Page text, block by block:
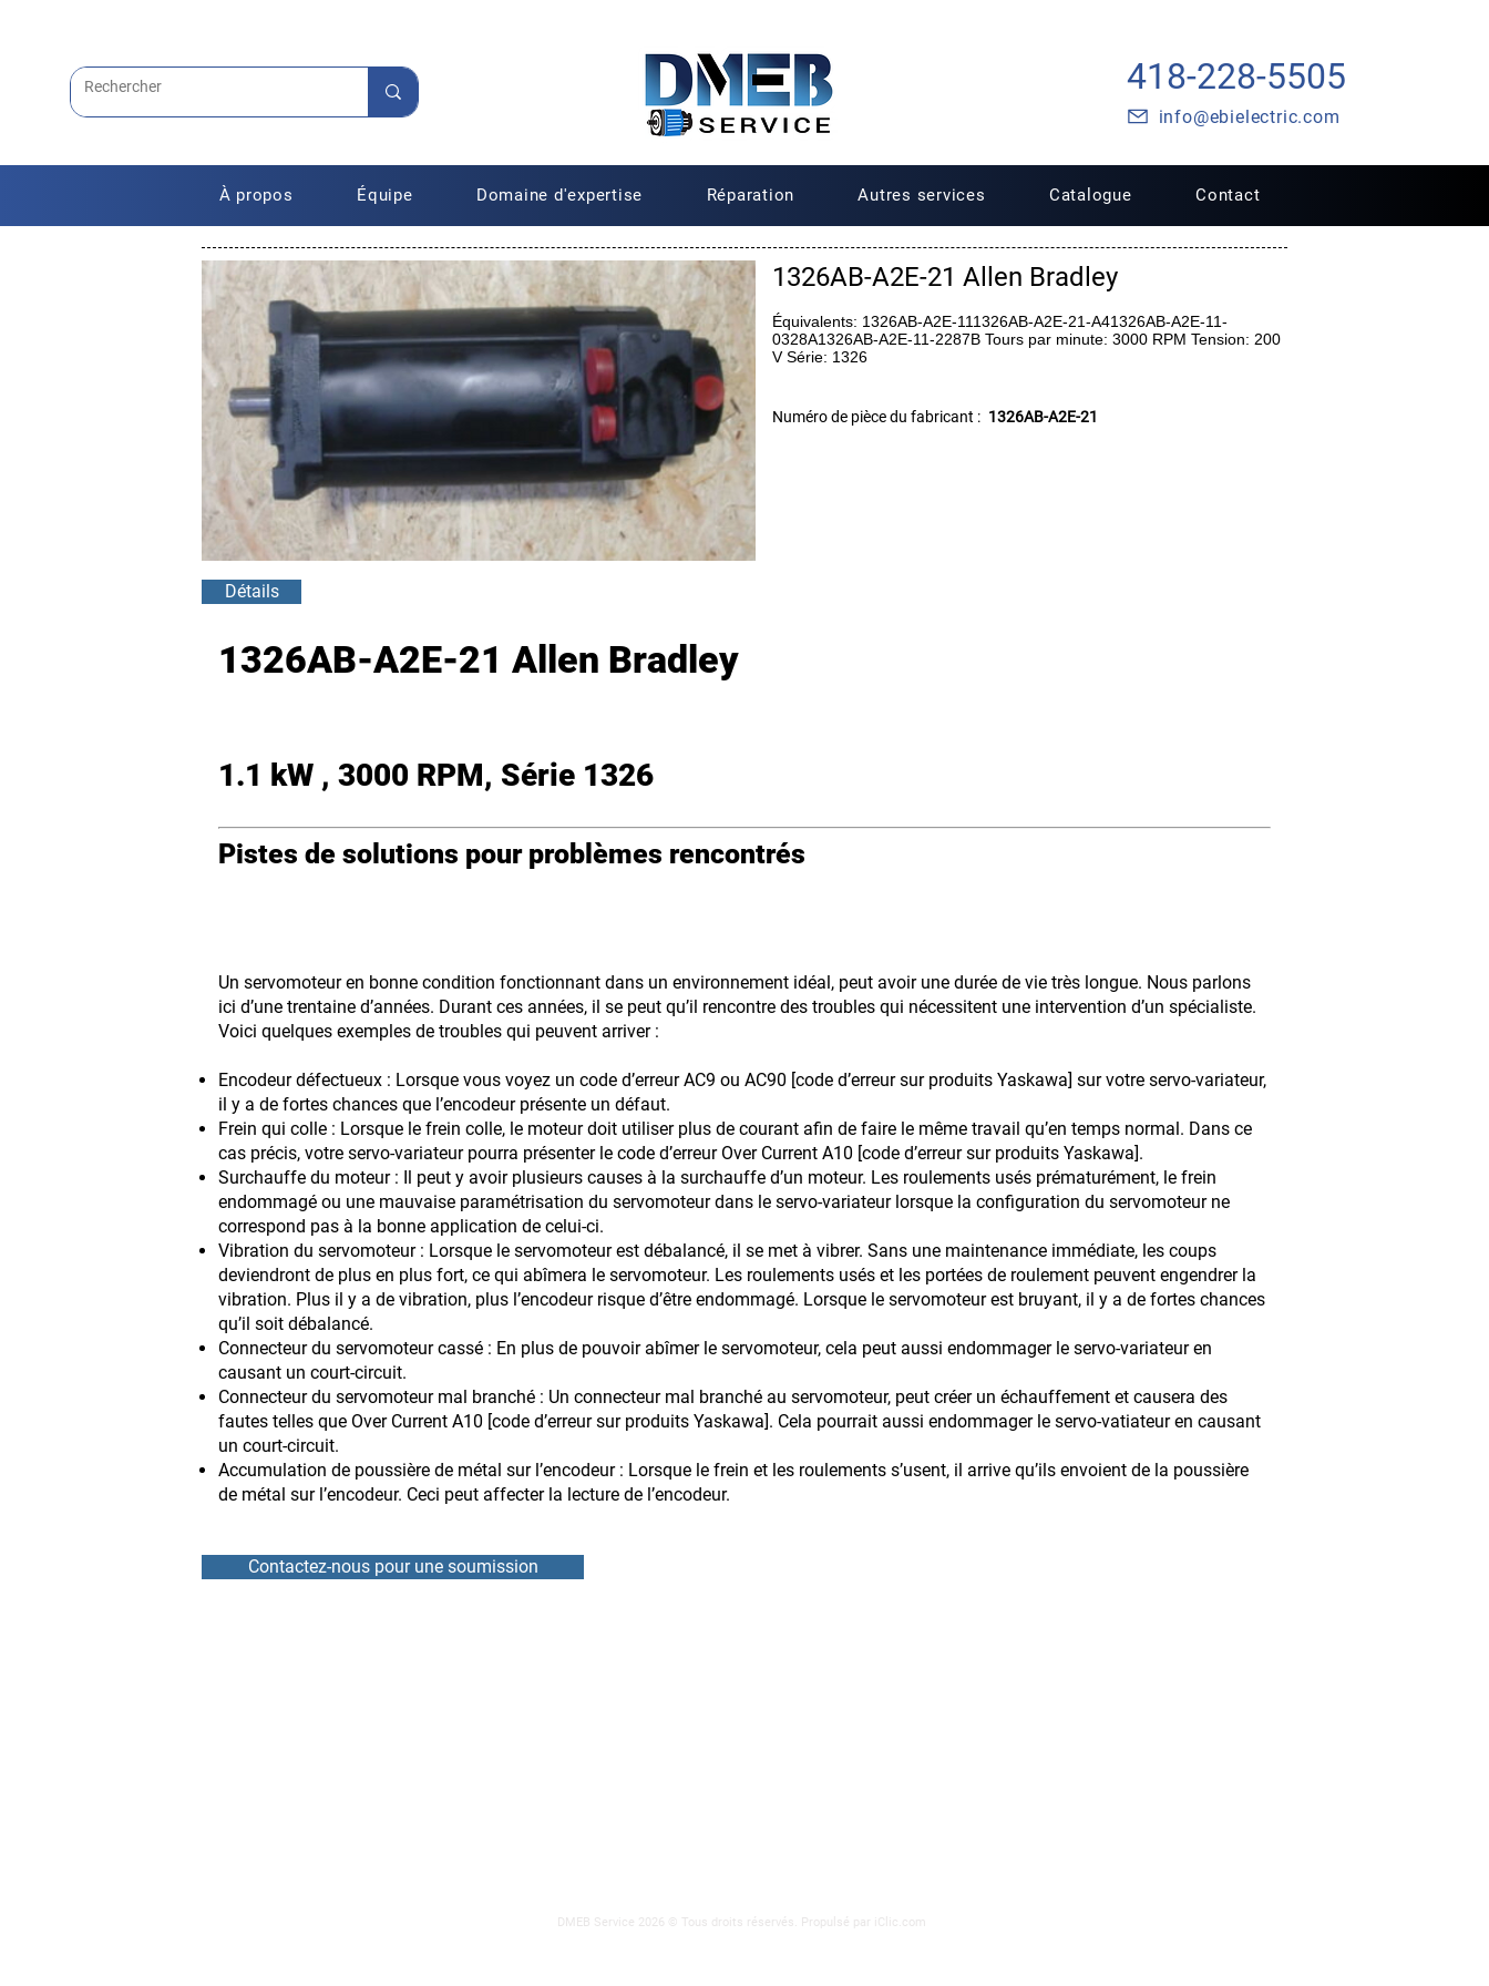
418-228-5505
info@ebielectric.com
À propos Équipe Domaine d'expertise Réparation Autres services Catalogue Contact
1326AB-A2E-21 Allen Bradley
Équivalents: 1326AB-A2E-111326AB-A2E-21-A41326AB-A2E-11-
0328A1326AB-A2E-11-2287B Tours par minute: 3000 RPM Tension: 200
V Série: 1326
Numéro de pièce du fabricant : 1326AB-A2E-21
Détails
1326AB-A2E-21 Allen Bradley
1.1 kW , 3000 RPM, Série 1326
Pistes de solutions pour problèmes rencontrés
Un servomoteur en bonne condition fonctionnant dans un environnement idéal, peut avoir une durée de vie très longue. Nous parlons
ici d’une trentaine d’années. Durant ces années, il se peut qu’il rencontre des troubles qui nécessitent une intervention d’un spécialiste.
Voici quelques exemples de troubles qui peuvent arriver :
Encodeur défectueux : Lorsque vous voyez un code d’erreur AC9 ou AC90 [code d’erreur sur produits Yaskawa] sur votre servo-variateur,
il y a de fortes chances que l’encodeur présente un défaut.
Frein qui colle : Lorsque le frein colle, le moteur doit utiliser plus de courant afin de faire le même travail qu’en temps normal. Dans ce
cas précis, votre servo-variateur pourra présenter le code d’erreur Over Current A10 [code d’erreur sur produits Yaskawa].
Surchauffe du moteur : Il peut y avoir plusieurs causes à la surchauffe d’un moteur. Les roulements usés prématurément, le frein
endommagé ou une mauvaise paramétrisation du servomoteur dans le servo-variateur lorsque la configuration du servomoteur ne
correspond pas à la bonne application de celui-ci.
Vibration du servomoteur : Lorsque le servomoteur est débalancé, il se met à vibrer. Sans une maintenance immédiate, les coups
deviendront de plus en plus fort, ce qui abîmera le servomoteur. Les roulements usés et les portées de roulement peuvent engendrer la
vibration. Plus il y a de vibration, plus l’encodeur risque d’être endommagé. Lorsque le servomoteur est bruyant, il y a de fortes chances
qu’il soit débalancé.
Connecteur du servomoteur cassé : En plus de pouvoir abîmer le servomoteur, cela peut aussi endommager le servo-variateur en
causant un court-circuit.
Connecteur du servomoteur mal branché : Un connecteur mal branché au servomoteur, peut créer un échauffement et causera des
fautes telles que Over Current A10 [code d’erreur sur produits Yaskawa]. Cela pourrait aussi endommager le servo-vatiateur en causant
un court-circuit.
Accumulation de poussière de métal sur l’encodeur : Lorsque le frein et les roulements s’usent, il arrive qu’ils envoient de la poussière
de métal sur l’encodeur. Ceci peut affecter la lecture de l’encodeur.
Contactez-nous pour une soumission
DMEB Service 2026 © Tous droits réservés. Propulsé par iClic.com